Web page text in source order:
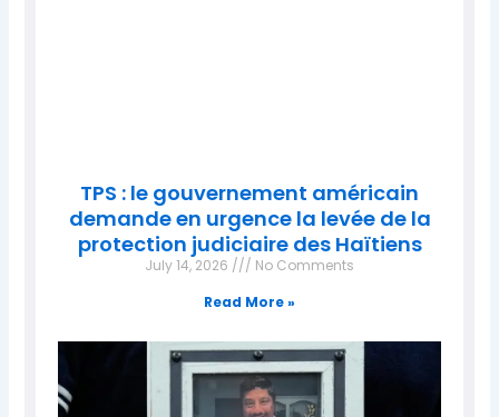
TPS : le gouvernement américain
demande en urgence la levée de la
protection judiciaire des Haïtiens
July 14, 2026
No Comments
Read More »